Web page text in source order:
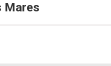
Mares